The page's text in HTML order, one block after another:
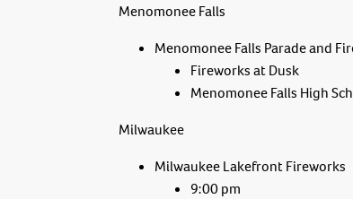
Menomonee Falls
Menomonee Falls Parade and
Fireworks at Dusk
Menomonee Falls High
Milwaukee
Milwaukee Lakefront Fireworks
9:00 pm